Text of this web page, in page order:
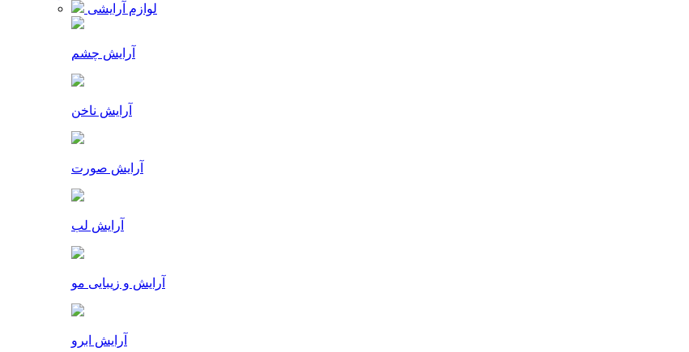
لوازم آرایشی
آرایش چشم
آرایش ناخن
آرایش صورت
آرایش لب
آرایش و زیبایی مو
آرایش ابرو